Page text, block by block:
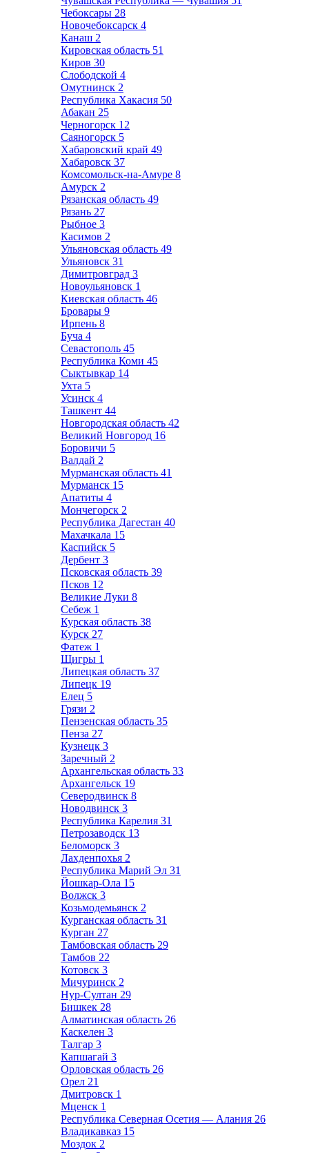
Чебоксары 28
Новочебоксарск 4
Канаш 2
Кировская область 51
Киров 30
Слободской 4
Омутнинск 2
Республика Хакасия 50
Абакан 25
Черногорск 12
Саяногорск 5
Хабаровский край 49
Хабаровск 37
Комсомольск-на-Амуре 8
Амурск 2
Рязанская область 49
Рязань 27
Рыбное 3
Касимов 2
Ульяновская область 49
Ульяновск 31
Димитровград 3
Новоульяновск 1
Киевская область 46
Бровары 9
Ирпень 8
Буча 4
Севастополь 45
Республика Коми 45
Сыктывкар 14
Ухта 5
Усинск 4
Ташкент 44
Новгородская область 42
Великий Новгород 16
Боровичи 5
Валдай 2
Мурманская область 41
Мурманск 15
Апатиты 4
Мончегорск 2
Республика Дагестан 40
Махачкала 15
Каспийск 5
Дербент 3
Псковская область 39
Псков 12
Великие Луки 8
Себеж 1
Курская область 38
Курск 27
Фатеж 1
Щигры 1
Липецкая область 37
Липецк 19
Елец 5
Грязи 2
Пензенская область 35
Пенза 27
Кузнецк 3
Заречный 2
Архангельская область 33
Архангельск 19
Северодвинск 8
Новодвинск 3
Республика Карелия 31
Петрозаводск 13
Беломорск 3
Лахденпохья 2
Республика Марий Эл 31
Йошкар-Ола 15
Волжск 3
Козьмодемьянск 2
Курганская область 31
Курган 27
Тамбовская область 29
Тамбов 22
Котовск 3
Мичуринск 2
Нур-Султан 29
Бишкек 28
Алматинская область 26
Каскелен 3
Талгар 3
Капшагай 3
Орловская область 26
Орел 21
Дмитровск 1
Мценск 1
Республика Северная Осетия — Алания 26
Владикавказ 15
Моздок 2